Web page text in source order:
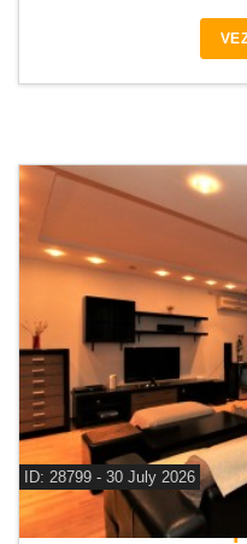
ID: 28799 - 30 July 2026
De inchiriat